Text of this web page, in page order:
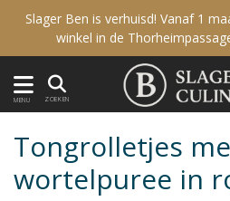
Slager Ben is verhuisd! Vanaf 1
winkel in de
MENU ZOEKEN
Tongrolletjes
wortelpuree in